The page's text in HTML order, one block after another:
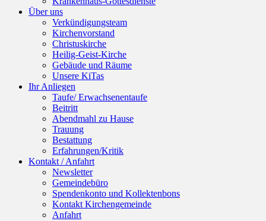
Über uns
Verkündigungsteam
Kirchenvorstand
Christuskirche
Heilig-Geist-Kirche
Gebäude und Räume
Unsere KiTas
Ihr Anliegen
Taufe/ Erwachsenentaufe
Beitritt
Abendmahl zu Hause
Trauung
Bestattung
Erfahrungen/Kritik
Kontakt / Anfahrt
Newsletter
Gemeindebüro
Spendenkonto und Kollektenbons
Kontakt Kirchengemeinde
Anfahrt